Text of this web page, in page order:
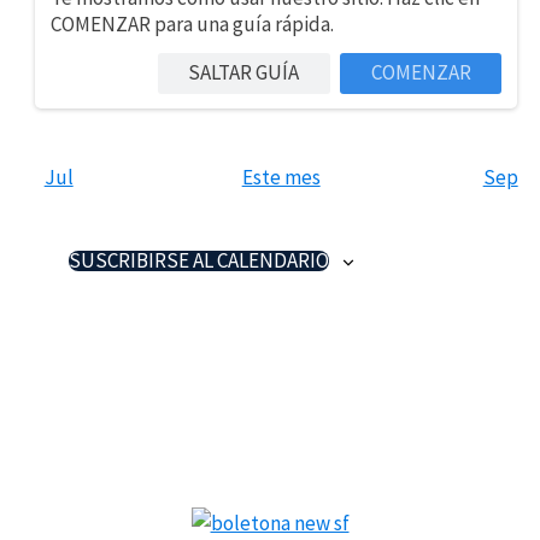
Aviso
No se ha encontrado ningún resultado.
No hay ningún evento este día.
Jul Este mes Sep
SUSCRIBIRSE AL CALENDARIO
COMENZAR para una guía rápida.
SALTAR GUÍA
COMENZAR